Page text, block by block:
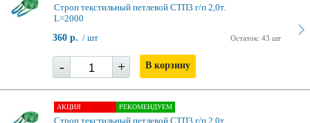
Строп текстильный петлевой СТП3 г/п 2,0т.
L=2000
Остаток: 43 шт
360 р. / шт
- + В корзину
АКЦИЯ РЕКОМЕНДУЕМ
Строп текстильный петлевой СТП3 г/п 2,0т.